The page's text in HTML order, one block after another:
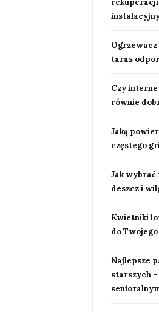
taras
Czy
równie
Jaką
częstego
Jak wybrać
deszcz i
Kwietniki
do
Najlepsze
starszych